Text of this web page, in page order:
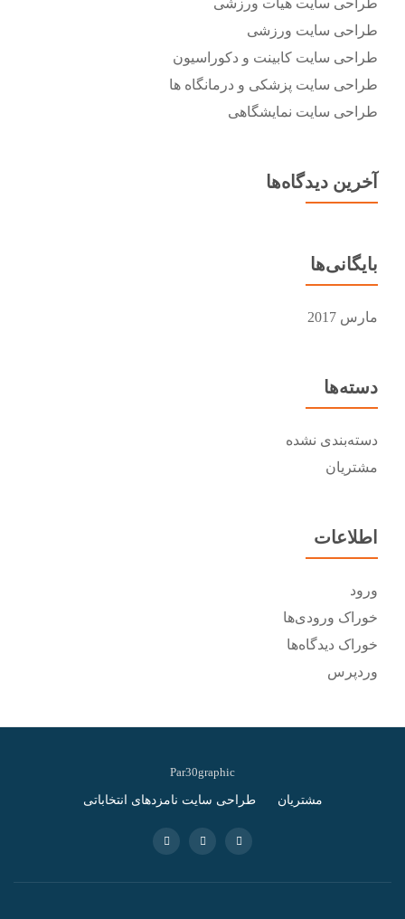
طراحی سایت هیات ورزشی
طراحی سایت ورزشی
طراحی سایت کابینت و دکوراسیون
طراحی سایت پزشکی و درمانگاه ها
طراحی سایت نمایشگاهی
آخرین دیدگاه‌ها
بایگانی‌ها
مارس 2017
دسته‌ها
دسته‌بندی نشده
مشتریان
اطلاعات
ورود
خوراک ورودی‌ها
خوراک دیدگاه‌ها
وردپرس
Par30graphic
Secondary
مشتریان طراحی سایت نامزدهای انتخاباتی